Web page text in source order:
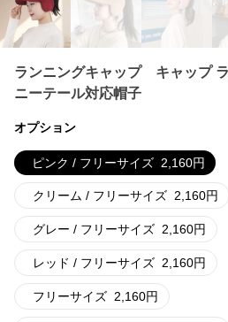
ランニングキャップ キャップ
ニーテール対応帽子
オプション
ピンク / フリーサイズ 2,160円
クリーム / フリーサイズ 2,160円
グレー / フリーサイズ 2,160円
レッド / フリーサイズ 2,160円
フリーサイズ 2,160円